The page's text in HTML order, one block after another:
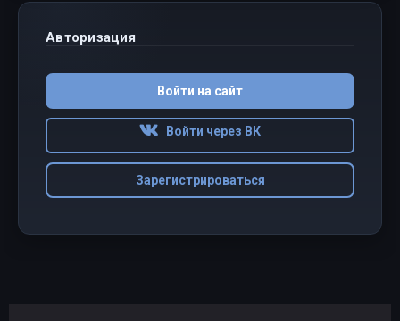
Авторизация
Войти на сайт
Войти через ВК
Зарегистрироваться